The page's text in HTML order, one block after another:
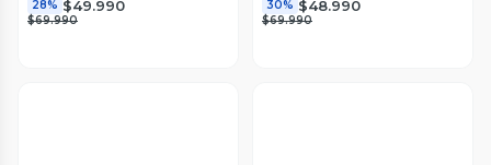
28% $49.990
$69.990
30% $48.990
$69.990